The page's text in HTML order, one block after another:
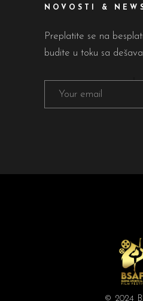
NOVOSTI &
Preplatite se na
budite u toku sa
© 2024